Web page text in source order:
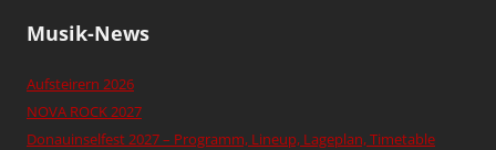
Musik-News
Aufsteirern 2026
NOVA ROCK 2027
Donauinselfest 2027 – Programm, Lineup, Lageplan, Timetable